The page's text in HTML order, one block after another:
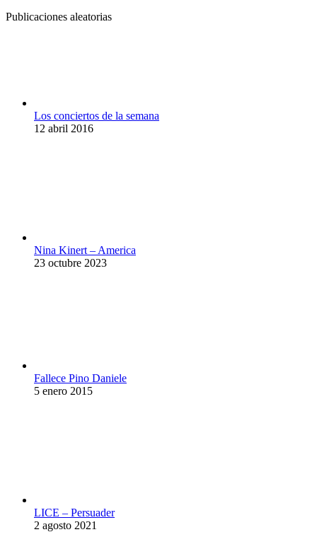
Publicaciones aleatorias
Los conciertos de la semana
12 abril 2016
Nina Kinert – America
23 octubre 2023
Fallece Pino Daniele
5 enero 2015
LICE – Persuader
2 agosto 2021